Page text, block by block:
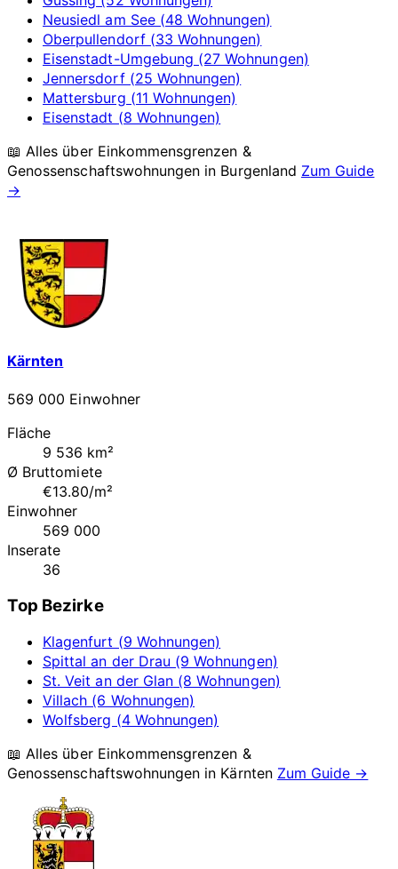
Neusiedl am See (48 Wohnungen)
Oberpullendorf (33 Wohnungen)
Eisenstadt-Umgebung (27 Wohnungen)
Jennersdorf (25 Wohnungen)
Mattersburg (11 Wohnungen)
Eisenstadt (8 Wohnungen)
📖 Alles über Einkommensgrenzen &
Genossenschaftswohnungen in Burgenland Zum Guide
→
Kärnten
569 000 Einwohner
Fläche
9 536 km²
Ø Bruttomiete
€13.80/m²
Einwohner
569 000
Inserate
36
Top Bezirke
Klagenfurt (9 Wohnungen)
Spittal an der Drau (9 Wohnungen)
St. Veit an der Glan (8 Wohnungen)
Villach (6 Wohnungen)
Wolfsberg (4 Wohnungen)
📖 Alles über Einkommensgrenzen &
Genossenschaftswohnungen in Kärnten Zum Guide →